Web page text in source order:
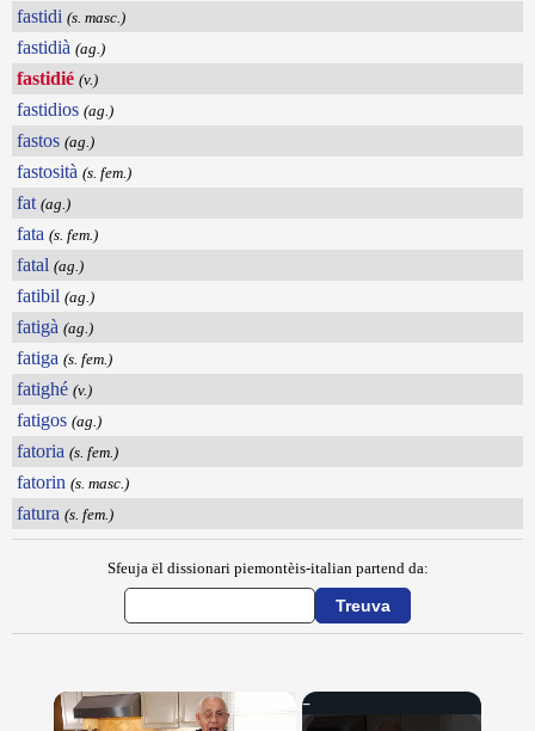
fastidi (s. masc.)
fastidià (ag.)
fastidié (v.)
fastidios (ag.)
fastos (ag.)
fastosità (s. fem.)
fat (ag.)
fata (s. fem.)
fatal (ag.)
fatibil (ag.)
fatigà (ag.)
fatiga (s. fem.)
fatighé (v.)
fatigos (ag.)
fatoria (s. fem.)
fatorin (s. masc.)
fatura (s. fem.)
Sfeuja ël dissionari piemontèis-italian partend da: